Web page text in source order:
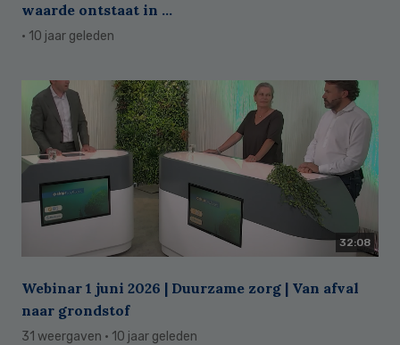
waarde ontstaat in ...
· 10 jaar geleden
32:08
Webinar 1 juni 2026 | Duurzame zorg | Van afval
naar grondstof
31 weergaven · 10 jaar geleden